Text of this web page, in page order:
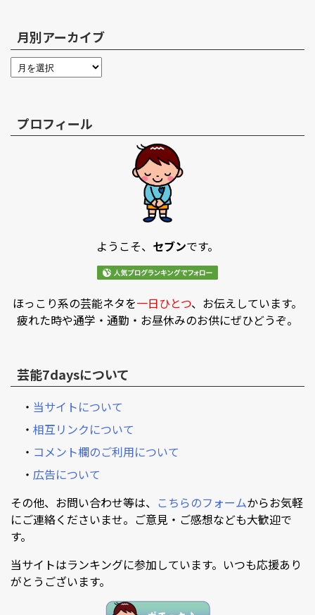
月別アーカイブ
プロフィール
ようこそ、 セブンです。
ほっこり系の芸能ネタを一日ひとつ、お伝えしています。
疲れた時や通学・通勤・お昼休みのお供にぜひどうぞ。
芸能7daysについて
・ 当サイトについて
・ 相互リンクについて
・ コメント欄のご利用について
・ 広告について
その他、お問い合わせ等は、 こちらのフォームからお気軽
にご連絡くださいませ。ご意見・ご感想なども大歓迎で
す。
当サイトはランキングに参加しています。いつも応援あり
がとうございます。